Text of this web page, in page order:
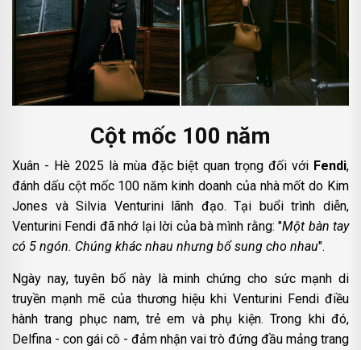
Cột mốc 100 năm
Xuân - Hè 2025 là mùa đặc biệt quan trọng đối với Fendi,
đánh dấu cột mốc 100 năm kinh doanh của nhà mốt do Kim
Jones và Silvia Venturini lãnh đạo. Tại buổi trình diễn,
Venturini Fendi đã nhớ lại lời của bà mình rằng: "Một bàn tay
có 5 ngón. Chúng khác nhau nhưng bổ sung cho nhau".
Ngày nay, tuyên bố này là minh chứng cho sức mạnh di
truyền mạnh mẽ của thương hiệu khi Venturini Fendi điều
hành trang phục nam, trẻ em và phụ kiện. Trong khi đó,
Delfina - con gái cô - đảm nhận vai trò đứng đầu mảng trang